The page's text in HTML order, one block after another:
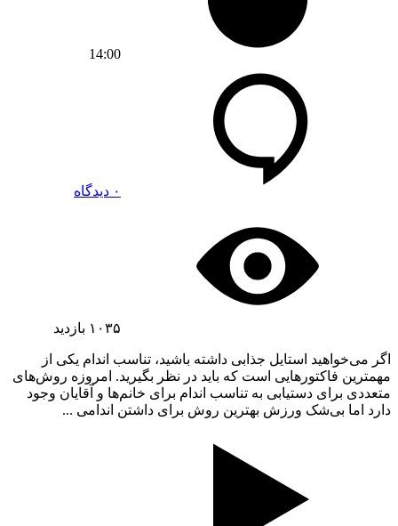
14:00
۰ دیدگاه
۱۰۳۵ بازدید
اگر می‌خواهید استایل جذابی داشته باشید، تناسب اندام یکی از
مهمترین فاکتورهایی است که باید در نظر بگیرید. امروزه روش‌های
متعددی برای دستیابی به تناسب اندام برای خانم‌ها و آقایان وجود
دارد اما بی‌شک ورزش بهترین روش برای داشتن اندامی ...